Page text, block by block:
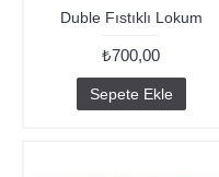
Duble Fıstıklı Lokum
₺700,00
Sepete Ekle